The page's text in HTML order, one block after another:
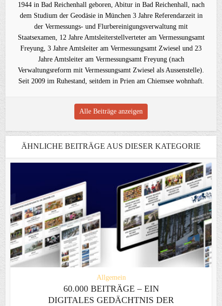
1944 in Bad Reichenhall geboren, Abitur in Bad Reichenhall, nach
dem Studium der Geodäsie in München 3 Jahre Referendarzeit in
der Vermessungs- und Flurbereinigungsverwaltung mit
Staatsexamen, 12 Jahre Amtsleiterstellverteter am Vermessungsamt
Freyung, 3 Jahre Amtsleiter am Vermessungsamt Zwiesel und 23
Jahre Amtsleiter am Vermessungsamt Freyung (nach
Verwaltungsreform mit Vermessungsamt Zwiesel als Aussenstelle).
Seit 2009 im Ruhestand, seitdem in Prien am Chiemsee wohnhaft.
Alle Beiträge anzeigen
ÄHNLICHE BEITRÄGE AUS DIESER KATEGORIE
Allgemein
60.000 BEITRÄGE – EIN
DIGITALES GEDÄCHTNIS DER